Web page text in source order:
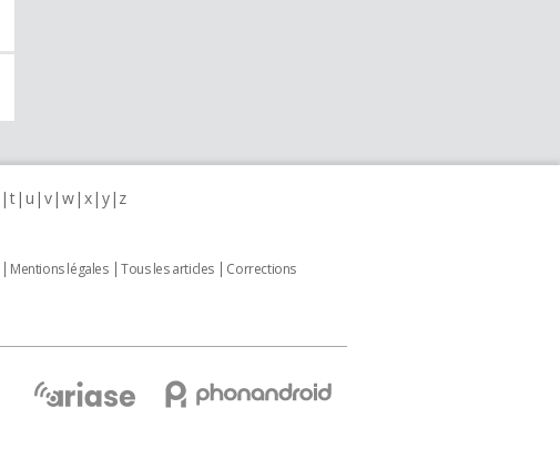
t u v w x y z
Mentions légales Tous les articles
Corrections